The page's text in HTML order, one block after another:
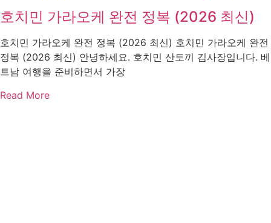
호치민 가라오케 완전 정복 (2026 최신)
호치민 가라오케 완전 정복 (2026 최신) 호치민 가라오케 완전
정복 (2026 최신) 안녕하세요. 호치민 산토끼 김사장입니다. 베
트남 여행을 준비하면서 가장
Read More